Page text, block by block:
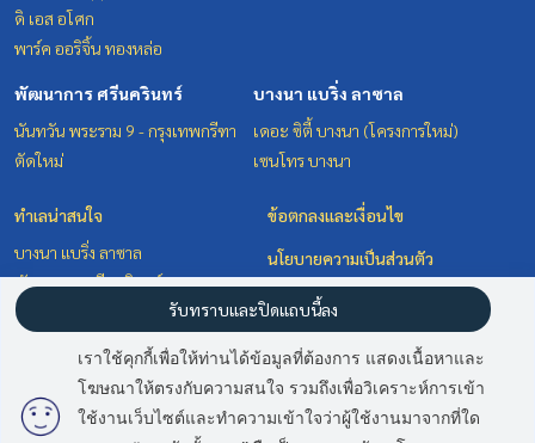
มี2คนกำลังดูประกาศนี้
ดิ เอส อโศก
พาร์ค ออริจิ้น ทองหล่อ
พัฒนาการ ศรีนครินทร์
นันทวัน พระราม 9 - กรุงเทพกรีฑา
ตัดใหม่
บางนา แบริ่ง ลาซาล
เดอะ ซิตี้ บางนา (โครงการใหม่)
เซนโทร บางนา
ทำเลน่าสนใจ
บางนา แบริ่ง ลาซาล
พัฒนาการ ศรีนครินทร์
สุขุมวิท อโศก ทองหล่อ
ข้อตกลงและเงื่อนไข
นโยบายความเป็นส่วนตัว
เกี่ยวกับเรา
วิธีการฝากขาย-เช่า
ติดต่อ
เราใช้คุกกี้เพื่อให้ท่านได้ข้อมูลที่ต้องการ แสดงเนื้อหาและ
โฆษณาให้ตรงกับความสนใจ รวมถึงเพื่อวิเคราะห์การเข้า
ใช้งานเว็บไซต์และทำความเข้าใจว่าผู้ใช้งานมาจากที่ใด
รับทราบและปิดแถบนี้ลง